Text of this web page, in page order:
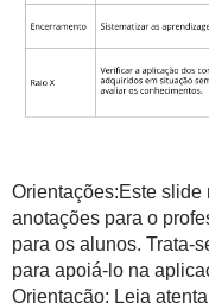
Orientações:Este slide
anotações para o
para os alunos. Trata-
para apoiá-lo na
Orientação: Leia